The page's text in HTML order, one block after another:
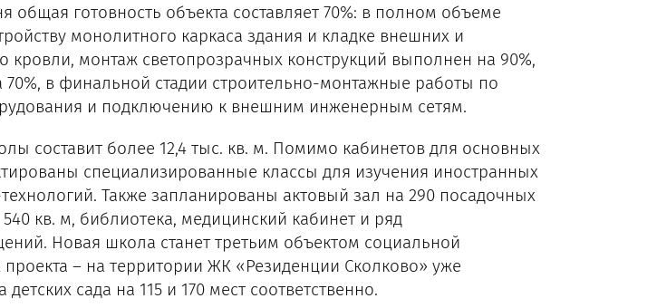
общая готовность объекта составляет 70%: в полном объеме
монолитного каркаса здания и кладке внешних и
кровли, монтаж светопрозрачных конструкций выполнен на 90%,
в финальной стадии строительно-монтажные работы по
и подключению к внешним инженерным сетям.
составит более 12,4 тыс. кв. м. Помимо кабинетов для основных
специализированные классы для изучения иностранных
Также запланированы актовый зал на 290 посадочных
кв. м, библиотека, медицинский кабинет и ряд
Новая школа станет третьим объектом социальной
– на территории ЖК «Резиденции Сколково» уже
сада на 115 и 170 мест соответственно.